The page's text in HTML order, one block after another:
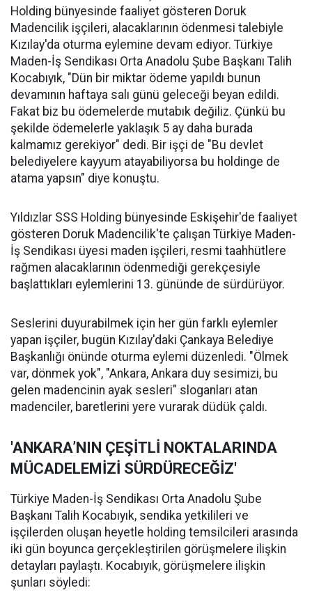
Holding bünyesinde faaliyet gösteren Doruk
Madencilik işçileri, alacaklarının ödenmesi talebiyle
Kızılay'da oturma eylemine devam ediyor. Türkiye
Maden-İş Sendikası Orta Anadolu Şube Başkanı Talih
Kocabıyık, "Dün bir miktar ödeme yapıldı bunun
devamının haftaya salı günü geleceği beyan edildi.
Fakat biz bu ödemelerde mutabık değiliz. Çünkü bu
şekilde ödemelerle yaklaşık 5 ay daha burada
kalmamız gerekiyor" dedi. Bir işçi de "Bu devlet
belediyelere kayyum atayabiliyorsa bu holdinge de
atama yapsın" diye konuştu.
Yıldızlar SSS Holding bünyesinde Eskişehir'de faaliyet
gösteren Doruk Madencilik'te çalışan Türkiye Maden-
İş Sendikası üyesi maden işçileri, resmi taahhütlere
rağmen alacaklarının ödenmediği gerekçesiyle
başlattıkları eylemlerini 13. gününde de sürdürüyor.
Seslerini duyurabilmek için her gün farklı eylemler
yapan işçiler, bugün Kızılay'daki Çankaya Belediye
Başkanlığı önünde oturma eylemi düzenledi. "Ölmek
var, dönmek yok", "Ankara, Ankara duy sesimizi, bu
gelen madencinin ayak sesleri" sloganları atan
madenciler, baretlerini yere vurarak düdük çaldı.
'ANKARA’NIN ÇEŞİTLİ NOKTALARINDA
MÜCADELEMİZİ SÜRDÜRECEĞİZ'
Türkiye Maden-İş Sendikası Orta Anadolu Şube
Başkanı Talih Kocabıyık, sendika yetkilileri ve
işçilerden oluşan heyetle holding temsilcileri arasında
iki gün boyunca gerçekleştirilen görüşmelere ilişkin
detayları paylaştı. Kocabıyık, görüşmelere ilişkin
şunları söyledi: